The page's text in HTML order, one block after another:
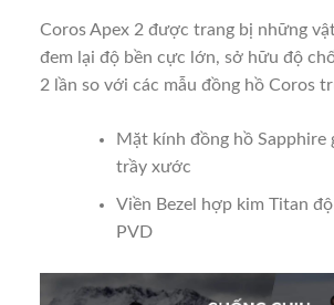
Coros Apex 2 được trang bị những
đem lại độ bền cực lớn, sở hữu độ
2 lần so với các mẫu đồng hồ Coros
Mặt kính đồng hồ Sapphire
trầy xước
Viền Bezel hợp kim Titan
PVD